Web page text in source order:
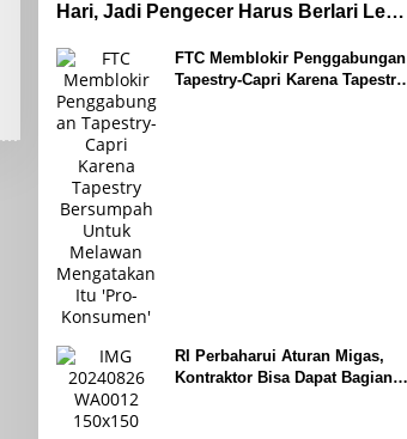
Hari, Jadi Pengecer Harus Berlari Lebih
FTC Memblokir Penggabungan
Tapestry-Capri Karena Tapestry
RI Perbaharui Aturan Migas,
Kontraktor Bisa Dapat Bagian